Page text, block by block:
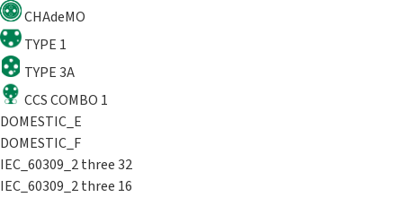
CHAdeMO
TYPE 1
TYPE 3A
CCS COMBO 1
DOMESTIC_E
DOMESTIC_F
IEC_60309_2 three 32
IEC_60309_2 three 16